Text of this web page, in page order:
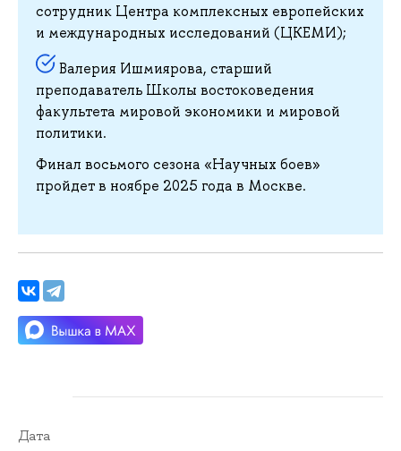
сотрудник Центра комплексных европейских
и международных исследований (ЦКЕМИ);
Валерия Ишмиярова, старший
преподаватель Школы востоковедения
факультета мировой экономики и мировой
политики.
Финал восьмого сезона «Научных боев»
пройдет в ноябре 2025 года в Москве.
Дата